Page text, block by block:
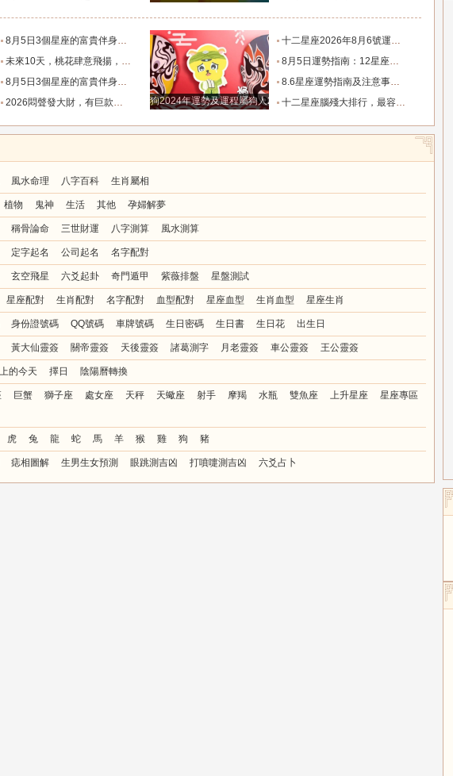
析
8月5日3個星座的富貴伴身，桃花遍地，事業旺！_雙子座_方面_好日子
未來10天，桃花肆意飛揚，邂逅良人，轉角遇到愛的4個星座_愛情_天蠍座_魅力
8月5日3個星座的富貴伴身，桃花遍地，事業旺！_雙子座_方面_好日子
2026悶聲發大財，有巨款到賬的三大生肖_屬豬_財運_資產
狗2024年運勢及運程屬狗人2024運勢好嗎
十二星座2026年8月6號運勢：保持低調比較好_綜合_建議_事業
8月5日運勢指南：12星座今天該咋個整？_朋友_水瓶_處女
8.6星座運勢指南及注意事項（上）_有利的_未來的_方向
十二星座腦殘大排行，最容易爽約的星座排名_天蠍座_獅子座_因為
風水命理 八字百科 生肖屬相
植物 鬼神 生活 其他 孕婦解夢
稱骨論命 三世財運 八字測算 風水測算
定字起名 公司起名 名字配對
玄空飛星 六爻起卦 奇門遁甲 紫薇排盤 星盤測試
星座配對 生肖配對 名字配對 血型配對 星座血型 生肖血型 星座生肖
身份證號碼 QQ號碼 車牌號碼 生日密碼 生日書 生日花 出生日
黃大仙靈簽 關帝靈簽 天後靈簽 諸葛測字 月老靈簽 車公靈簽 王公靈簽
的今天 擇日 陰陽曆轉換
巨蟹 獅子座 處女座 天秤 天蠍座 射手 摩羯 水瓶 雙魚座 上升星座
星座專區
虎 兔 龍 蛇 馬 羊 猴 雞 狗 豬
痣相圖解 生男生女預測 眼跳測吉凶 打噴嚏測吉凶 六爻占卜